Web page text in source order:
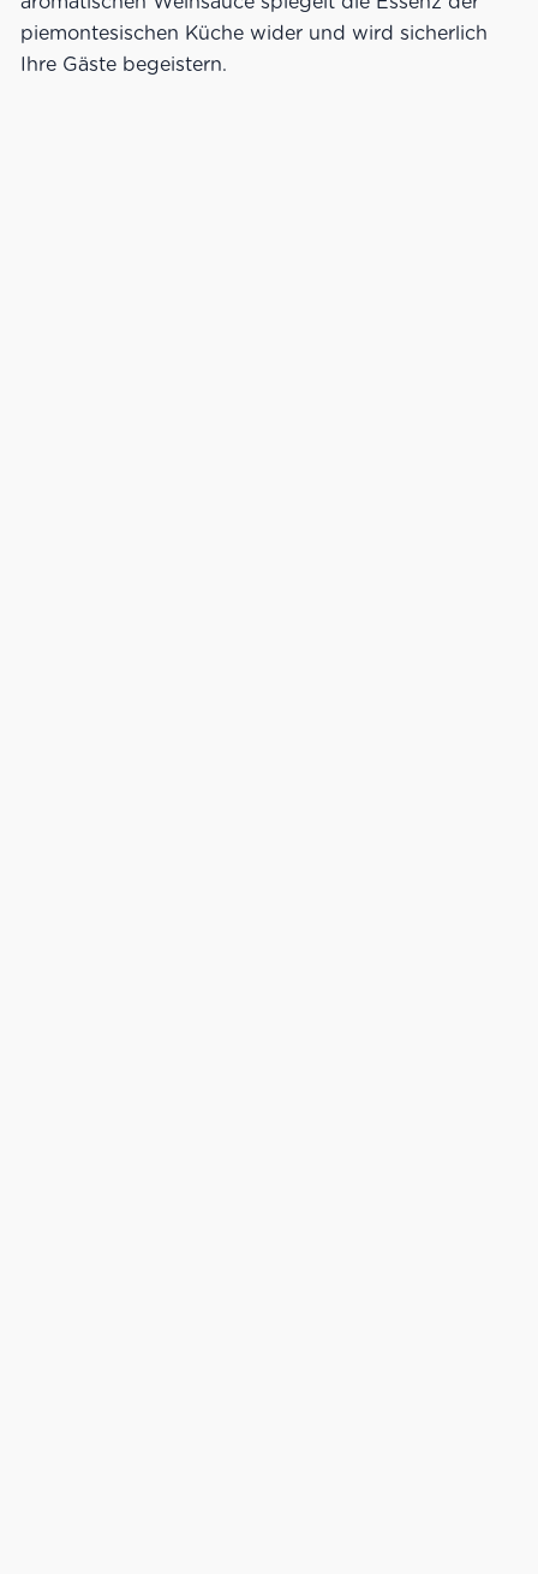
piemontesischen Küche wider und wird sicherlich
Ihre Gäste begeistern.